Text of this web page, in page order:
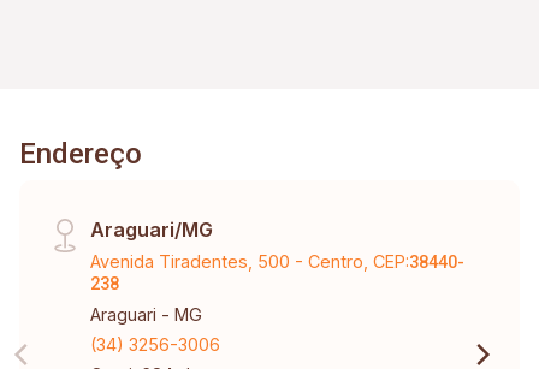
Endereço
Araguari/MG
Avenida Tiradentes, 500 - Centro, CEP:38440-
238
Araguari - MG
(34) 3256-3006